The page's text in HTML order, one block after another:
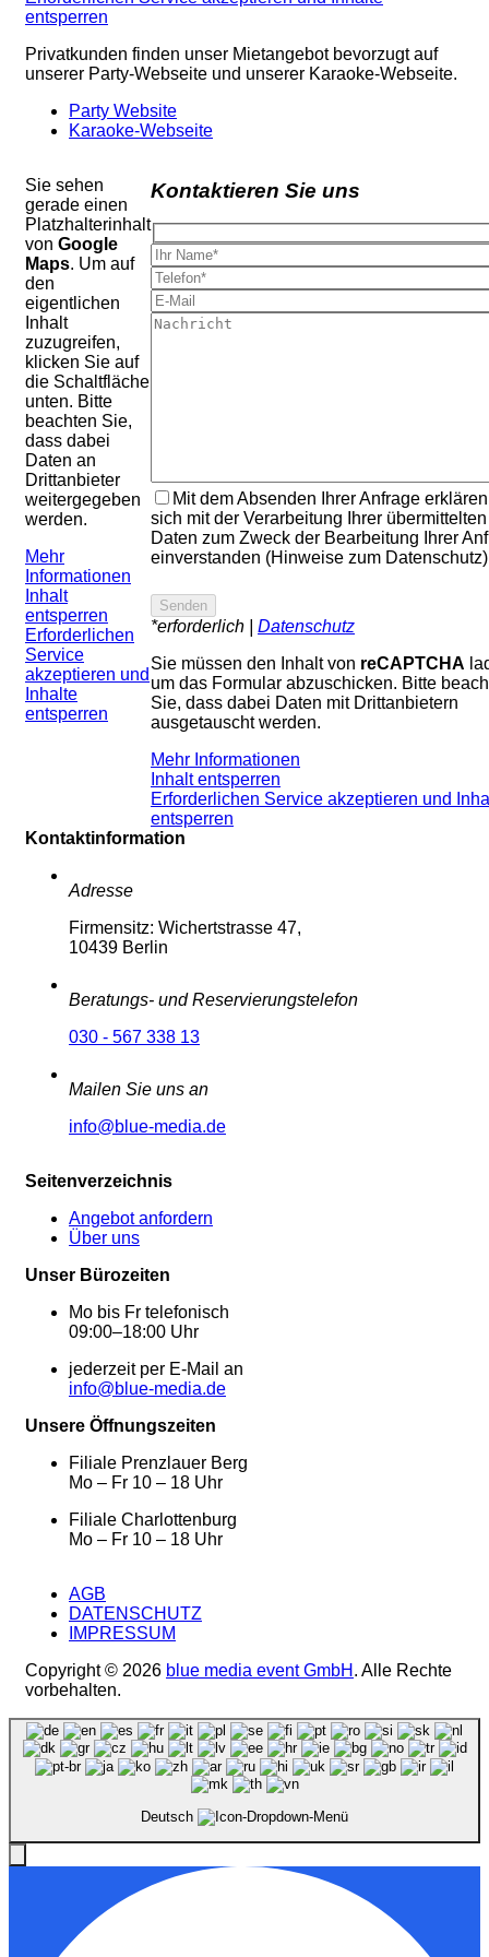
entsperren
Privatkunden finden unser Mietangebot bevorzugt auf
unserer Party-Webseite und unserer Karaoke-Webseite.
Party Website
Karaoke-Webseite
Sie sehen
gerade einen
Platzhalterinhalt
von Google
Maps. Um auf
den
eigentlichen
Inhalt
zuzugreifen,
klicken Sie auf
die Schaltfläche
unten. Bitte
beachten Sie,
dass dabei
Daten an
Drittanbieter
weitergegeben
werden.
Mehr
Informationen
Inhalt
entsperren
Erforderlichen
Service
akzeptieren und
Inhalte
entsperren
Kontaktieren Sie uns
Mit dem Absenden Ihrer Anfrage
sich mit der Verarbeitung Ihrer übermittelten
Daten zum Zweck der Bearbeitung Ihrer
einverstanden (Hinweise zum Datenschutz)
*erforderlich | Datenschutz
Sie müssen den Inhalt von reCAPTCHA
um das Formular abzuschicken. Bitte
Sie, dass dabei Daten mit Drittanbietern
ausgetauscht werden.
Mehr Informationen
Inhalt entsperren
Erforderlichen Service akzeptieren und
entsperren
Kontaktinformation
Adresse
Firmensitz: Wichertstrasse 47,
10439 Berlin
Beratungs- und Reservierungstelefon
030 - 567 338 13
Mailen Sie uns an
info@blue-media.de
Seitenverzeichnis
Angebot anfordern
Über uns
Unser Bürozeiten
Mo bis Fr telefonisch
09:00–18:00 Uhr
jederzeit per E-Mail an
info@blue-media.de
Unsere Öffnungszeiten
Filiale Prenzlauer Berg
Mo – Fr 10 – 18 Uhr
Filiale Charlottenburg
Mo – Fr 10 – 18 Uhr
AGB
DATENSCHUTZ
IMPRESSUM
Copyright © 2026 blue media event GmbH . Alle Rechte
vorbehalten.
Deutsch